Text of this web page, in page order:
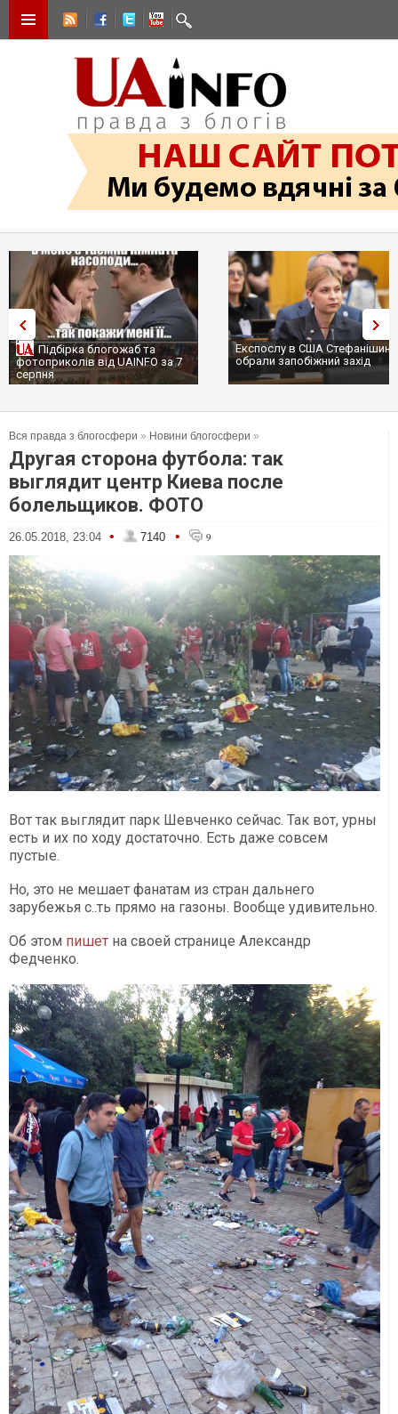
Експослу в США Стефанішиній
обрали запобіжний захід
Трамп не передасть
сотні ракет до Patriot,
...
Вся правда з блогосфери » Новини блогосфери »
Другая сторона футбола: так
выглядит центр Киева после
болельщиков. ФОТО
26.05.2018, 23:04 • 7140 • 9
Вот так выглядит парк Шевченко сейчас. Так вот, урны
есть и их по ходу достаточно. Есть даже совсем
пустые.
Но, это не мешает фанатам из стран дальнего
зарубежья с..ть прямо на газоны. Вообще удивительно.
Об этом пишет на своей странице Александр
Федченко.